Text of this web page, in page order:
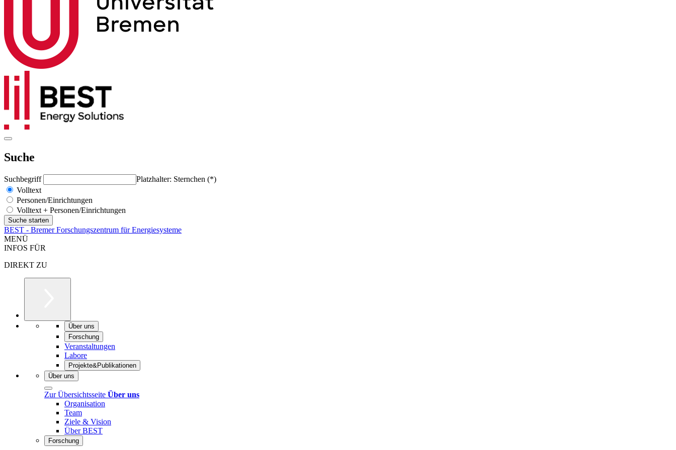
Suche
Suchbegriff
Platzhalter: Sternchen (*)
Volltext
Personen/Einrichtungen
Volltext + Personen/Einrichtungen
BEST - Bremer Forschungszentrum für Energiesysteme
MENÜ
INFOS FÜR
DIREKT ZU
Über uns
Forschung
Veranstaltungen
Labore
Projekte&Publikationen
Über uns
Zur Übersichtsseite Über uns
Organisation
Team
Ziele & Vision
Über BEST
Forschung